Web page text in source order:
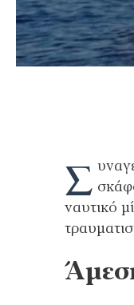
Σ
ναυτικό